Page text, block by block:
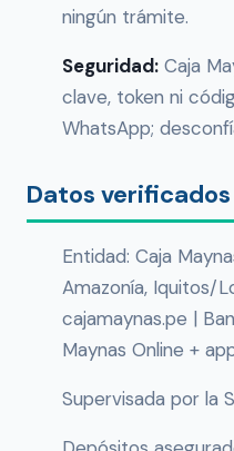
ningún trámite.
Seguridad: Caja
clave, token ni
WhatsApp;
Datos verificados
Entidad: Caja
Amazonía, Iquitos/
cajamaynas.pe |
Maynas Online +
Supervisada por la